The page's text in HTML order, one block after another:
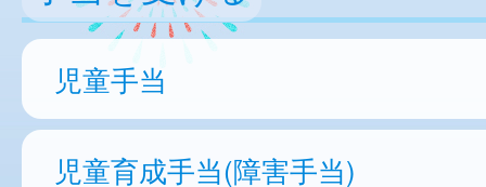
児童手当
児童育成手当(障害手当)